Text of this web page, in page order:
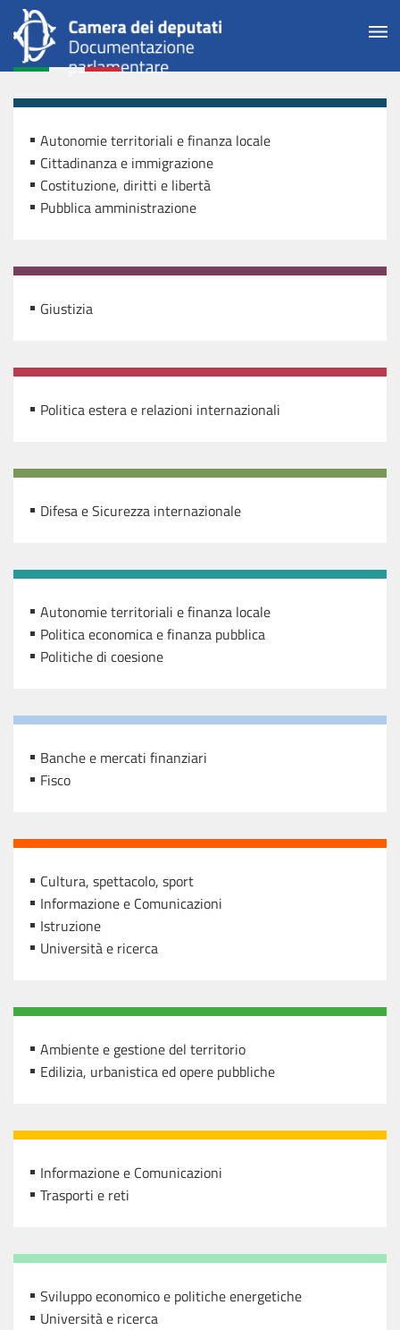
Autonomie territoriali e finanza locale
Cittadinanza e immigrazione
Costituzione, diritti e libertà
Pubblica amministrazione
Giustizia
Politica estera e relazioni internazionali
Difesa e Sicurezza internazionale
Autonomie territoriali e finanza locale
Politica economica e finanza pubblica
Politiche di coesione
Banche e mercati finanziari
Fisco
Cultura, spettacolo, sport
Informazione e Comunicazioni
Istruzione
Università e ricerca
Ambiente e gestione del territorio
Edilizia, urbanistica ed opere pubbliche
Informazione e Comunicazioni
Trasporti e reti
Sviluppo economico e politiche energetiche
Università e ricerca